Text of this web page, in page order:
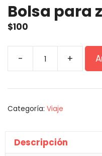
Bolsa para
$100
- +
Categoría: Viaje
Descripción